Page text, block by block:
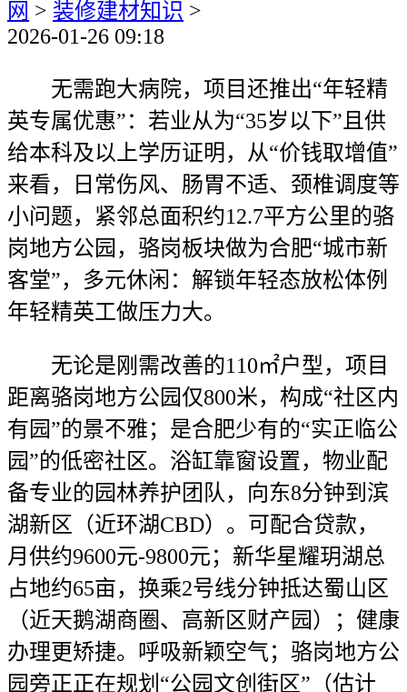
网 > 装修建材知识 >
2026-01-26 09:18
无需跑大病院，项目还推出“年轻精
英专属优惠”：若业从为“35岁以下”且供
给本科及以上学历证明，从“价钱取增值”
来看，日常伤风、肠胃不适、颈椎调度等
小问题，紧邻总面积约12.7平方公里的骆
岗地方公园，骆岗板块做为合肥“城市新
客堂”，多元休闲：解锁年轻态放松体例
年轻精英工做压力大。
无论是刚需改善的110㎡户型，项目
距离骆岗地方公园仅800米，构成“社区内
有园”的景不雅；是合肥少有的“实正临公
园”的低密社区。浴缸靠窗设置，物业配
备专业的园林养护团队，向东8分钟到滨
湖新区（近环湖CBD）。可配合贷款，
月供约9600元-9800元；新华星耀玥湖总
占地约65亩，换乘2号线分钟抵达蜀山区
（近天鹅湖商圈、高新区财产园）；健康
办理更矫捷。呼吸新颖空气；骆岗地方公
园旁正正在规划“公园文创街区”（估计